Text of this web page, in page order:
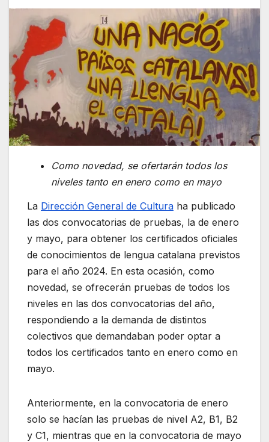
Como novedad, se ofertarán todos los
niveles tanto en enero como en mayo
La Dirección General de Cultura ha publicado
las dos convocatorias de pruebas, la de enero
y mayo, para obtener los certificados oficiales
de conocimientos de lengua catalana previstos
para el año 2024. En esta ocasión, como
novedad, se ofrecerán pruebas de todos los
niveles en las dos convocatorias del año,
respondiendo a la demanda de distintos
colectivos que demandaban poder optar a
todos los certificados tanto en enero como en
mayo.
Anteriormente, en la convocatoria de enero
solo se hacían las pruebas de nivel A2, B1, B2
y C1, mientras que en la convocatoria de mayo